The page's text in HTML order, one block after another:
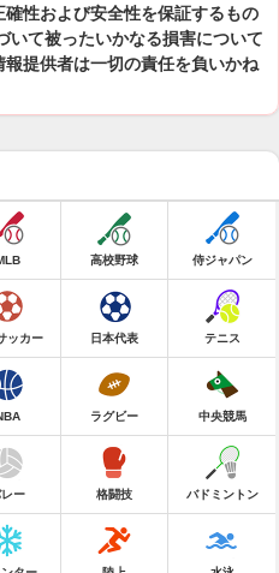
性および安全性を保証するもの
いて被ったいかなる損害について
提供者は一切の責任を負いかね
高校野球 侍ジャパン
ッカー 日本代表 テニス
ラグビー 中央競馬
ー 格闘技 バドミントン